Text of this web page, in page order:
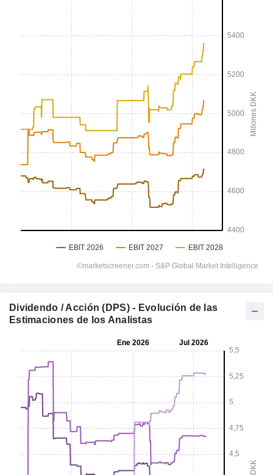
Dividendo / Acción (DPS) - Evolución de las
Estimaciones de los Analistas